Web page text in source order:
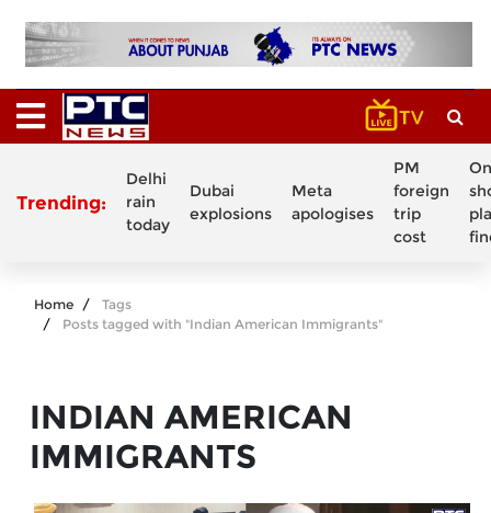
Trending:
Delhi
rain
today
Dubai
explosions
Meta
apologises
PM
foreign
trip
cost
Home
Tags
Posts tagged with "Indian American Immigrants"
INDIAN AMERICAN
IMMIGRANTS